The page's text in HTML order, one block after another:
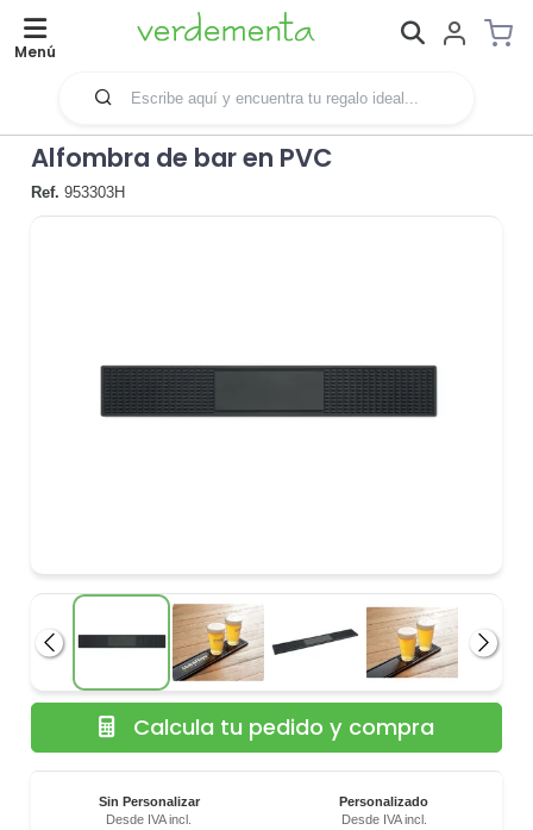
Menú
Alfombra de bar en PVC
Ref. 953303H
Anterior
Sin Personalizar
Desde IVA incl.
Personalizado
Desde IVA incl.
Calcula tu pedido y compra